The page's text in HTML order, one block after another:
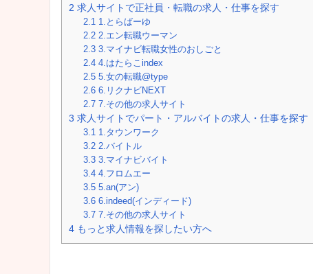
2 求人サイトで正社員・転職の求人・仕事を探す
2.1 1.とらばーゆ
2.2 2.エン転職ウーマン
2.3 3.マイナビ転職女性のおしごと
2.4 4.はたらこindex
2.5 5.女の転職@type
2.6 6.リクナビNEXT
2.7 7.その他の求人サイト
3 求人サイトでパート・アルバイトの求人・仕事を探す
3.1 1.タウンワーク
3.2 2.バイトル
3.3 3.マイナビバイト
3.4 4.フロムエー
3.5 5.an(アン)
3.6 6.indeed(インディード)
3.7 7.その他の求人サイト
4 もっと求人情報を探したい方へ